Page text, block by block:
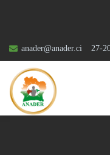
anader@anader.ci 27-